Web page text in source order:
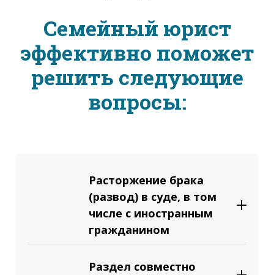
Семейный юрист
эффективно поможет
решить следующие
вопросы:
Расторжение брака
(развод) в суде, в том
числе с иностранным
гражданином
Раздел совместно